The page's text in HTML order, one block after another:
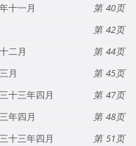
十一月
40
42
二月
44
月
45
十三年四月
47
年四月
48
十三年四月
51